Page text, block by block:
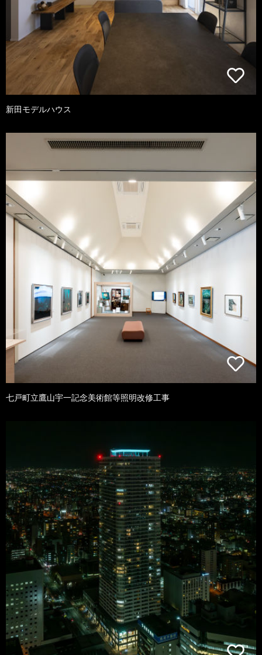
新田モデルハウス
七戸町立鷹山宇一記念美術館等照明改修工事